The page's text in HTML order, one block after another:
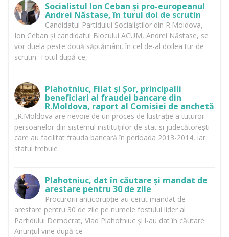
Socialistul Ion Ceban și pro-europeanul
Andrei Năstase, în turul doi de scrutin
Candidatul Partidului Socialiștilor din R.Moldova,
Ion Ceban și candidatul Blocului ACUM, Andrei Năstase, se
vor duela peste două săptămâni, în cel de-al doilea tur de
scrutin. Totul după ce,
Plahotniuc, Filat și Șor, principalii
beneficiari ai fraudei bancare din
R.Moldova, raport al Comisiei de anchetă
„R.Moldova are nevoie de un proces de lustrație a tuturor
persoanelor din sistemul instituțiilor de stat și judecătorești
care au facilitat frauda bancară în perioada 2013-2014, iar
statul trebuie
Plahotniuc, dat în căutare și mandat de
arestare pentru 30 de zile
Procurorii anticorupție au cerut mandat de
arestare pentru 30 de zile pe numele fostului lider al
Partidului Democrat, Vlad Plahotniuc și l-au dat în căutare.
Anunțul vine după ce